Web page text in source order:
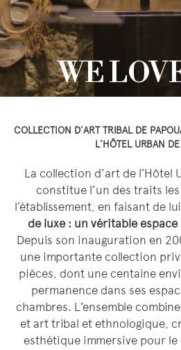
WE
COLLECTION D’ART TRIBAL DE
L’HÔTEL URBAN
La collection d’art de l’Hôtel
constitue l’un des traits
l’établissement, en faisant de lui
de luxe : un véritable
Depuis son inauguration en
une importante collection
pièces, dont une centaine
permanence dans ses
chambres. L’ensemble
et art tribal et ethnologique,
esthétique immersive pour